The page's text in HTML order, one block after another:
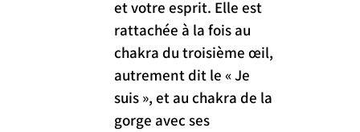
et votre esprit. Elle est
rattachée à la fois au
chakra du troisième œil,
autrement dit le « Je
suis », et au chakra de la
gorge avec ses